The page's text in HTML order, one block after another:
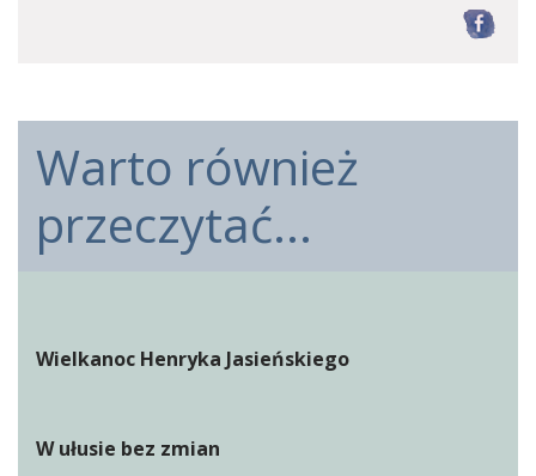
Warto również
przeczytać...
Wielkanoc Henryka Jasieńskiego
W ułusie bez zmian